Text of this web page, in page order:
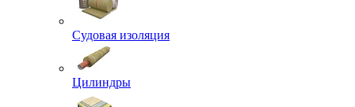
Судовая изоляция
Цилиндры